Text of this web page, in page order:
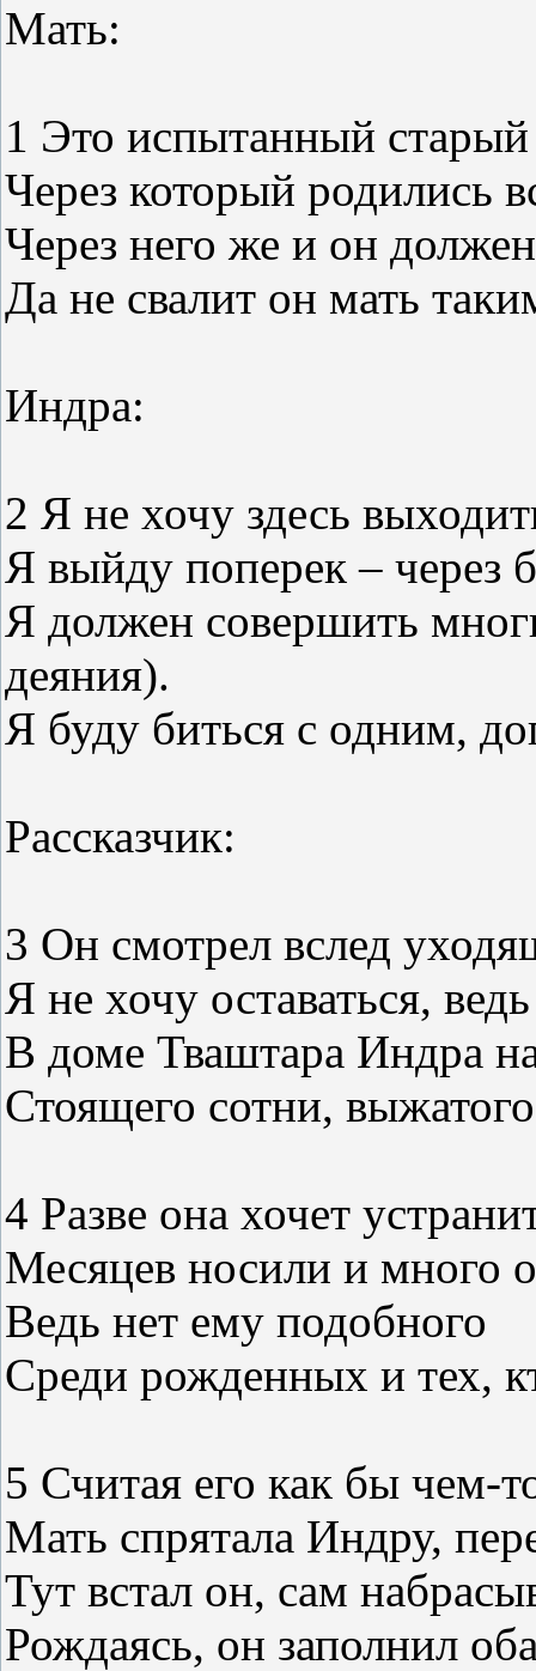
Мать:
1 Это испытанный старый
Через который родились
Через него же и он
Да не свалит он мать
Индра:
2 Я не хочу здесь
Я выйду поперек – через
Я должен совершить
деяния).
Я буду биться с одним,
Рассказчик:
3 Он смотрел вслед
Я не хочу оставаться,
В доме Тваштара Индра
Стоящего сотни,
4 Разве она хочет
Месяцев носили и много
Ведь нет ему подобного
Среди рожденных и тех,
5 Считая его как бы чем-
Мать спрятала Индру,
Тут встал он, сам
Рождаясь, он заполнил